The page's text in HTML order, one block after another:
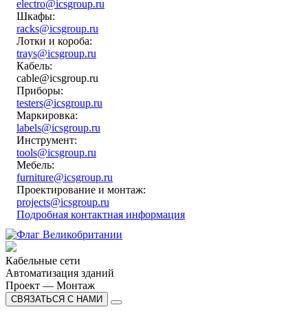
electro@icsgroup.ru
Шкафы:
racks@icsgroup.ru
Лотки и короба:
trays@icsgroup.ru
Кабель:
cable@icsgroup.ru
Приборы:
testers@icsgroup.ru
Маркировка:
labels@icsgroup.ru
Инструмент:
tools@icsgroup.ru
Мебель:
furniture@icsgroup.ru
Проектирование и монтаж:
projects@icsgroup.ru
Подробная контактная информация
Кабельные сети
Автоматизация зданий
Проект — Монтаж
СВЯЗАТЬСЯ С НАМИ